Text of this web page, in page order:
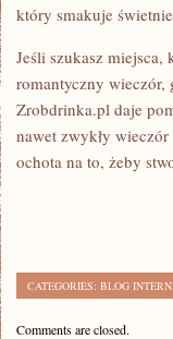
który smakuje
Jeśli szukasz
romantyczny wieczór,
Zrobdrinka.pl daje
nawet zwykły
ochota na to, żeby
CATEGORIES: BLOG
Comments are closed.